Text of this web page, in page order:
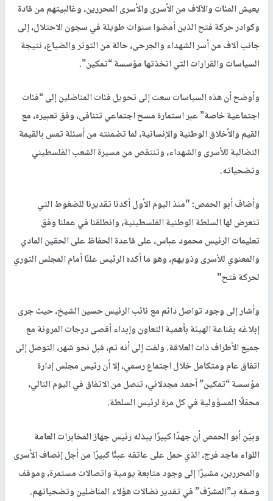
يعيش المئات والآلاف من الأسرى والأسرى المحررين، وغالبيتهم من قادة
وكوادر حركة فتح الذين أمضوا سنوات طويلة في سجون الاحتلال، إلى
جانب آلاف من أسر الشهداء والجرحى، حالة من التوتر والضياع، نتيجة
السياسات والقرارات التي اتخذتها مؤسسة “تمكين”.
وأوضح أن هذه السياسات سعت إلى تحويل فئات المناضلين إلى “فئات
اجتماعية خاصة” عبر استمارة مسح اجتماعي تتنافى، وفق تعبيره، مع
القيم والأخلاق الوطنية والإنسانية، لما تضمنته من أسئلة تمس بالقيمة
النضالية للأسرى والشهداء، وتنتقص من مسيرة الشعب الفلسطيني
وتضحياته.
وأضاف أبو الحمص: "منذ اليوم الأول أكدنا تقديرنا للضغوط التي
تتعرض لها السلطة الوطنية الفلسطينية، وانطلقنا في عملنا وفق
تعليمات الرئيس محمود عباس، على قاعدة الحفاظ على الحقين المادي
والمعنوي للأسرى وذويهم، وهو ما أكده الرئيس علنًا أمام المجلس الثوري
لحركة فتح"
وأشار إلى وجود تواصل دائم مع نائب الرئيس حسين الشيخ، حيث جرى
إبلاغه بقناعة الهيئة بأهمية التعاون وإبداء أقصى درجات المرونة مع
جميع الأطراف ذات العلاقة. ولفت إلى أنه تم، قبل نحو شهر، التوصل إلى
اتفاق عام ومتكامل خلال اجتماع رسمي، إلا أن رئيس مجلس إدارة
مؤسسة “تمكين” أحمد مجدلاني، تنصل من الاتفاق في اليوم التالي،
محمّلًا المسؤولية في كل مرة لرئيس السلطة.
وبيّن أبو الحمص أن جهدًا كبيرًا يبذله رئيس جهاز المخابرات العامة
اللواء ماجد فرج، الذي حمل على عاتقه عبئًا كبيرًا من أجل إنصاف الأسرى
والمحررين، مشيرًا إلى وجود متابعة يومية واتصالات مستمرة، وموقف
وصفه بـ”المشرّف” في تقدير نضالات هؤلاء المناضلين وتضحياتهم.